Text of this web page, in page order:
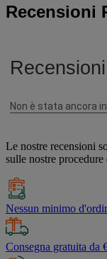
Recensioni
Le nostre recensioni
sulle nostre
Nessun minimo
Consegna gratuita da